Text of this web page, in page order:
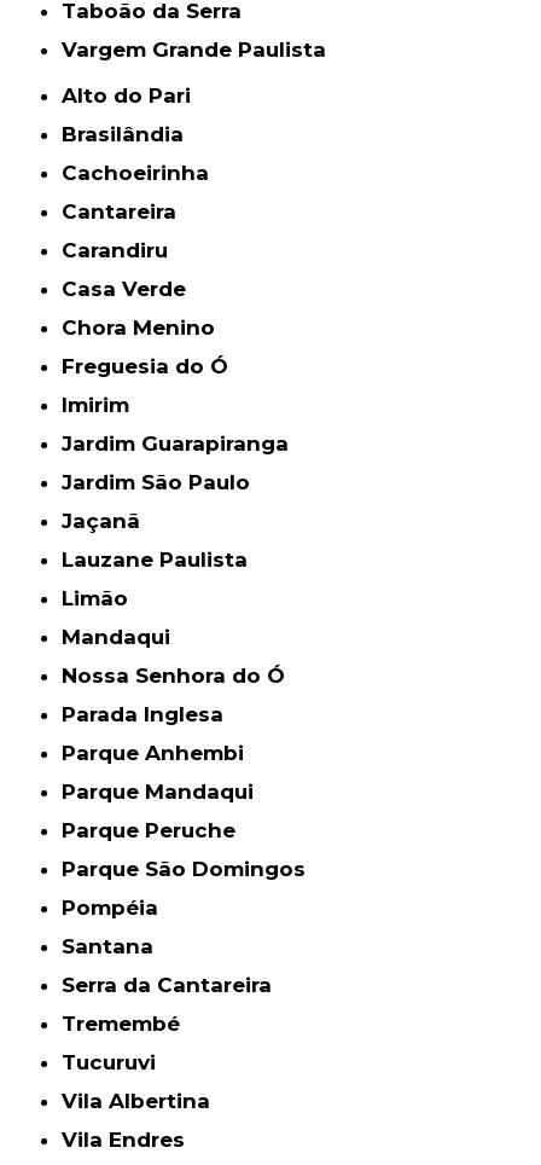
Taboão da Serra
Vargem Grande Paulista
Alto do Pari
Brasilândia
Cachoeirinha
Cantareira
Carandiru
Casa Verde
Chora Menino
Freguesia do Ó
Imirim
Jardim Guarapiranga
Jardim São Paulo
Jaçanã
Lauzane Paulista
Limão
Mandaqui
Nossa Senhora do Ó
Parada Inglesa
Parque Anhembi
Parque Mandaqui
Parque Peruche
Parque São Domingos
Pompéia
Santana
Serra da Cantareira
Tremembé
Tucuruvi
Vila Albertina
Vila Endres